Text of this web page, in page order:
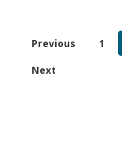
Previous 1
Next